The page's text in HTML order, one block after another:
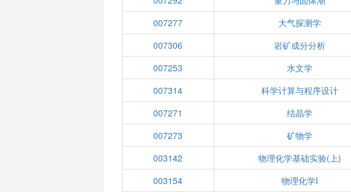
007277
大气探测学
007306
岩矿成分分析
007253
水文学
007314
科学计算与程序设计
007271
结晶学
007273
矿物学
003142
物理化学基础实验(上)
003154
物理化学I